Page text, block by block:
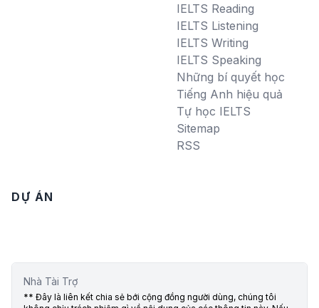
IELTS Reading
IELTS Listening
IELTS Writing
IELTS Speaking
Những bí quyết học
Tiếng Anh hiệu quả
Tự học IELTS
Sitemap
RSS
DỰ ÁN
Nhà Tài Trợ
** Đây là liên kết chia sẻ bới cộng đồng người dùng, chúng tôi